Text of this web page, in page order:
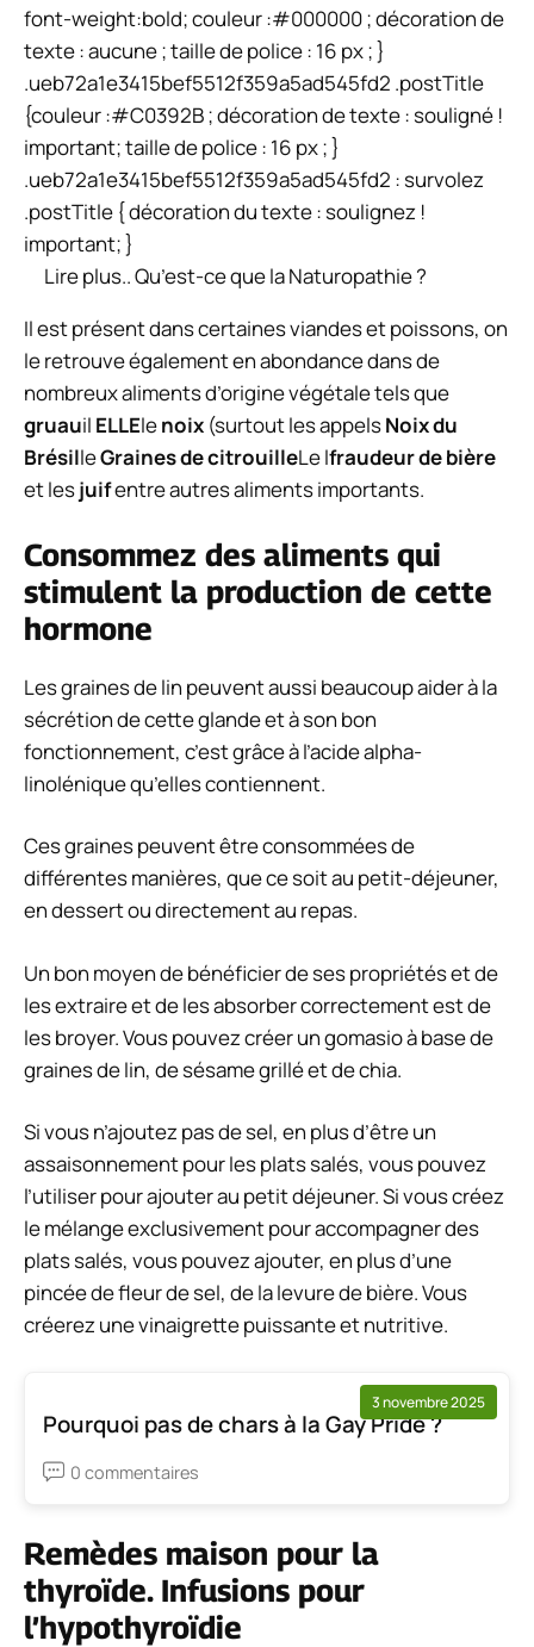
font-weight:bold; couleur :#000000 ; décoration de
texte : aucune ; taille de police : 16 px ; }
.ueb72a1e3415bef5512f359a5ad545fd2 .postTitle
{couleur :#C0392B ; décoration de texte : souligné !
important; taille de police : 16 px ; }
.ueb72a1e3415bef5512f359a5ad545fd2 : survolez
.postTitle { décoration du texte : soulignez !
important; }
Lire plus..Qu’est-ce que la Naturopathie ?
Il est présent dans certaines viandes et poissons, on
le retrouve également en abondance dans de
nombreux aliments d’origine végétale tels que
gruauil ELLElenoix (surtout les appelsNoix du
BrésilleGraines de citrouilleLe lfraudeur de bière
et lesjuifentre autres aliments importants.
Consommez des aliments qui
stimulent la production de cette
hormone
Les graines de lin peuvent aussi beaucoup aider à la
sécrétion de cette glande et à son bon
fonctionnement, c’est grâce à l’acide alpha-
linolénique qu’elles contiennent.
Ces graines peuvent être consommées de
différentes manières, que ce soit au petit-déjeuner,
en dessert ou directement au repas.
Un bon moyen de bénéficier de ses propriétés et de
les extraire et de les absorber correctement est de
les broyer. Vous pouvez créer un gomasio à base de
graines de lin, de sésame grillé et de chia.
Si vous n’ajoutez pas de sel, en plus d’être un
assaisonnement pour les plats salés, vous pouvez
l’utiliser pour ajouter au petit déjeuner. Si vous créez
le mélange exclusivement pour accompagner des
plats salés, vous pouvez ajouter, en plus d’une
pincée de fleur de sel, de la levure de bière. Vous
créerez une vinaigrette puissante et nutritive.
3 novembre 2025
Pourquoi pas de chars à la Gay Pride ?
0 commentaires
Remèdes maison pour la
thyroïde. Infusions pour
l’hypothyroïdie